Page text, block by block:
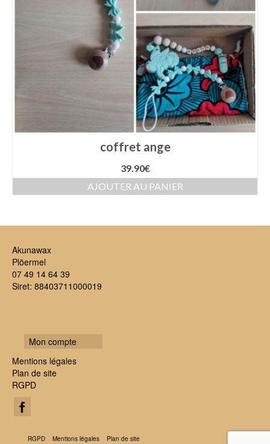
coffret ange
39.90€
AJOUTER AU PANIER
Akunawax
Plöermel
07 49 14 64 39
Siret: 88403711000019
Mon compte
Mentions légales
Plan de site
RGPD
RGPD Mentions légales Plan de site